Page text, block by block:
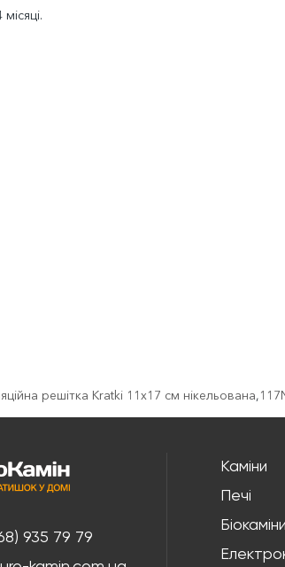
решітка Kratki 11x17 см нікельована,
935 79 79
Каміни
Печі
Біокаміни